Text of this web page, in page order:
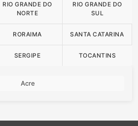
RIO GRANDE DO
NORTE
RIO GRANDE DO
SUL
RORAIMA SANTA CATARINA
SERGIPE TOCANTINS
Acre